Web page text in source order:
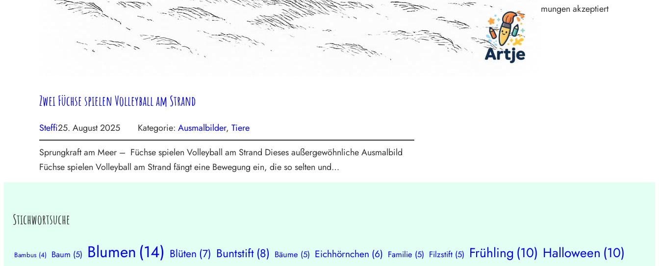
Zwei Füchse spielen Volleyball am Strand
Steffi25. August 2025 Kategorie: Ausmalbilder, Tiere
Sprungkraft am Meer – Füchse spielen Volleyball am Strand Dieses außergewöhnliche Ausmalbild
Füchse spielen Volleyball am Strand fängt eine Bewegung ein, die so selten und…
Datenschutzbestimmungen akzeptiert
Stichwortsuche
Bambus (4) Baum (5) Blumen(14) Blüten (7) Buntstift (8) Bäume (5) Eichhörnchen (6) Familie (5) Filzstift (5) Frühling (10) Halloween (10)